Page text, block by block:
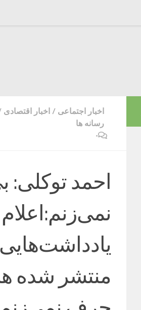
اخبار اجتماعی / اخبار اقتصادی
رسانه ها
۰
احمد
منتشر شده